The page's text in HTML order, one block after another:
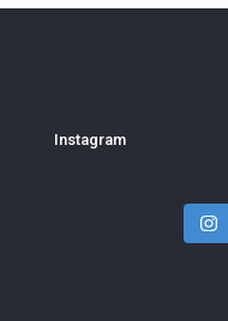
Instagram